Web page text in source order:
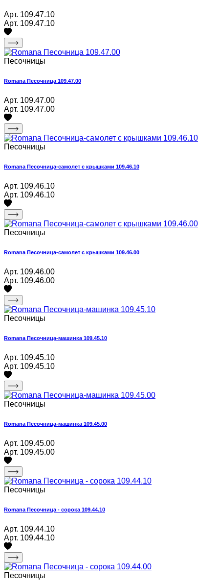
Арт. 109.47.10
Арт. 109.47.10
Песочницы
Romana Песочница 109.47.00
Арт. 109.47.00
Арт. 109.47.00
Песочницы
Romana Песочница-самолет с крышками 109.46.10
Арт. 109.46.10
Арт. 109.46.10
Песочницы
Romana Песочница-самолет с крышками 109.46.00
Арт. 109.46.00
Арт. 109.46.00
Песочницы
Romana Песочница-машинка 109.45.10
Арт. 109.45.10
Арт. 109.45.10
Песочницы
Romana Песочница-машинка 109.45.00
Арт. 109.45.00
Арт. 109.45.00
Песочницы
Romana Песочница - сорока 109.44.10
Арт. 109.44.10
Арт. 109.44.10
Песочницы